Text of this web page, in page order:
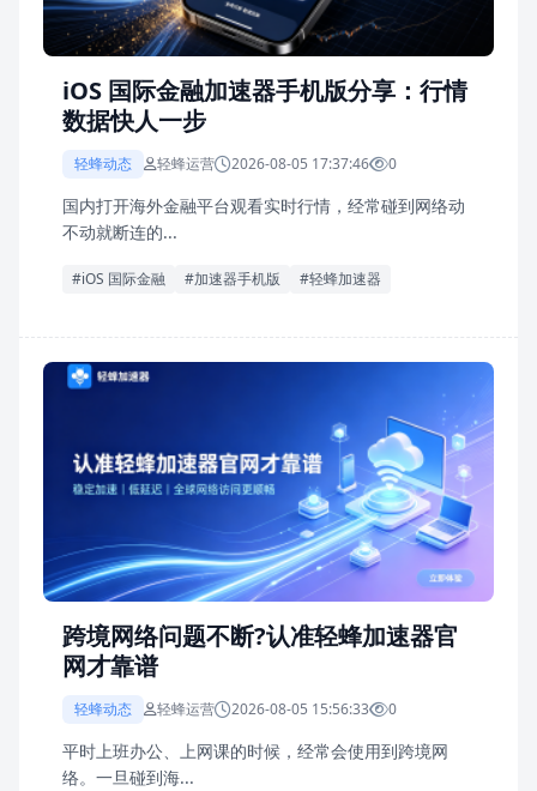
iOS 国际金融加速器手机版分享：行情
数据快人一步
轻蜂动态 轻蜂运营 2026-08-05 17:37:46 0
国内打开海外金融平台观看实时行情，经常碰到网络动
不动就断连的...
#iOS 国际金融 #加速器手机版 #轻蜂加速器
跨境网络问题不断?认准轻蜂加速器官
网才靠谱
轻蜂动态 轻蜂运营 2026-08-05 15:56:33 0
平时上班办公、上网课的时候，经常会使用到跨境网
络。一旦碰到海...